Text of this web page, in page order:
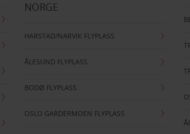
NORGE
HARSTAD/NARVIK FLYPLASS
ÅLESUND FLYPLASS
BODØ FLYPLASS
OSLO GARDERMOEN FLYPLASS